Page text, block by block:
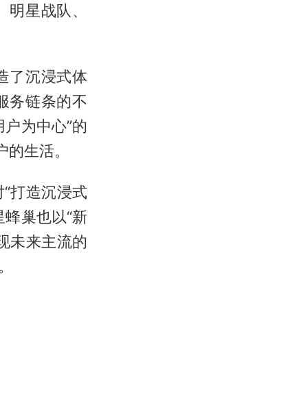
星战队、
了沉浸式体
务链条的不
为中心”的
生活。
打造沉浸式
巢也以“新
未来主流的